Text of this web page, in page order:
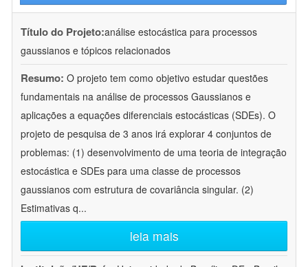
Título do Projeto:análise estocástica para processos
gaussianos e tópicos relacionados
Resumo: O projeto tem como objetivo estudar questões
fundamentais na análise de processos Gaussianos e
aplicações a equações diferenciais estocásticas (SDEs). O
projeto de pesquisa de 3 anos irá explorar 4 conjuntos de
problemas: (1) desenvolvimento de uma teoria de integração
estocástica e SDEs para uma classe de processos
gaussianos com estrutura de covariância singular. (2)
Estimativas q...
leia mais